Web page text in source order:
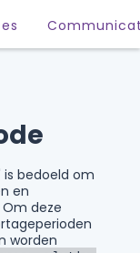
bedoeld om
en
deze
worden